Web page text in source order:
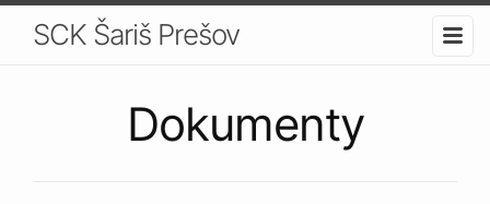
SCK Šariš Prešov
Dokumenty